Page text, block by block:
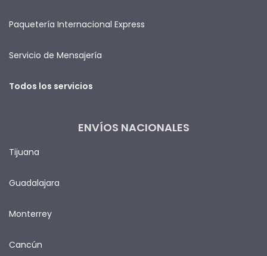
Paquetería Internacional Express
Servicio de Mensajería
Todos los servicios
ENVÍOS NACIONALES
Tijuana
Guadalajara
Monterrey
Cancún